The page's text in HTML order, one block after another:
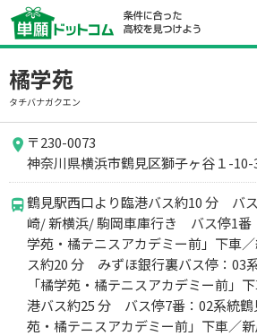
橘学苑
タチバナガクエン
〒230-0073
神奈川県横浜市鶴見区獅子ヶ谷１-10-
鶴見駅西口より臨港バス約10 分 バ
崎/ 新横浜/ 駒岡車庫行き バス停1番
学苑・橘テニスアカデミー前」下車
ス約20 分 みずほ銀行裏バス停：03
「橘学苑・橘テニスアカデミー前」
港バス約25 分 バス停7番：02系統鶴
苑・橘テニスアカデミー前」下車／